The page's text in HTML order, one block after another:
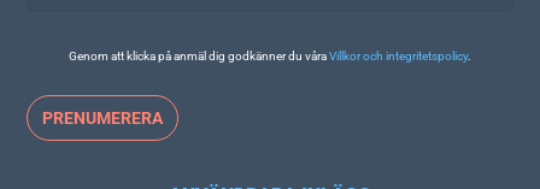
Genom att klicka på anmäl dig godkänner du våraVillkor och integritetspolicy.